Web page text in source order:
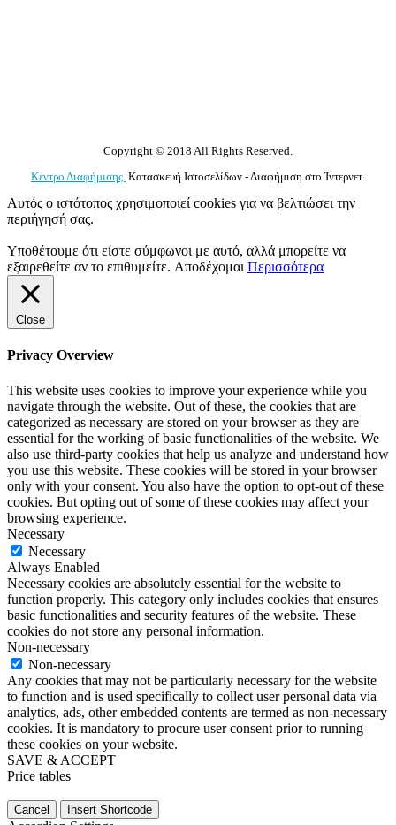
Copyright © 2018 All Rights Reserved.
Κέντρο Διαφήμισης Κατασκευή Ιστοσελίδων - Διαφήμιση στο Ίντερνετ.
Αυτός ο ιστότοπος χρησιμοποιεί cookies για να βελτιώσει την
περιήγησή σας.
Υποθέτουμε ότι είστε σύμφωνοι με αυτό, αλλά μπορείτε να
εξαιρεθείτε αν το επιθυμείτε. Αποδέχομαι Περισσότερα
Close
Privacy Overview
This website uses cookies to improve your experience while you
navigate through the website. Out of these, the cookies that are
categorized as necessary are stored on your browser as they are
essential for the working of basic functionalities of the website. We
also use third-party cookies that help us analyze and understand how
you use this website. These cookies will be stored in your browser
only with your consent. You also have the option to opt-out of these
cookies. But opting out of some of these cookies may affect your
browsing experience.
Necessary
Necessary
Always Enabled
Necessary cookies are absolutely essential for the website to
function properly. This category only includes cookies that ensures
basic functionalities and security features of the website. These
cookies do not store any personal information.
Non-necessary
Non-necessary
Any cookies that may not be particularly necessary for the website
to function and is used specifically to collect user personal data via
analytics, ads, other embedded contents are termed as non-necessary
cookies. It is mandatory to procure user consent prior to running
these cookies on your website.
SAVE & ACCEPT
Price tables
Cancel Insert Shortcode